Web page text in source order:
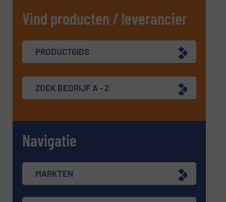
Vind producten / leverancier
PRODUCTGIDS
ZOEK BEDRIJF A - Z
Navigatie
MARKTEN